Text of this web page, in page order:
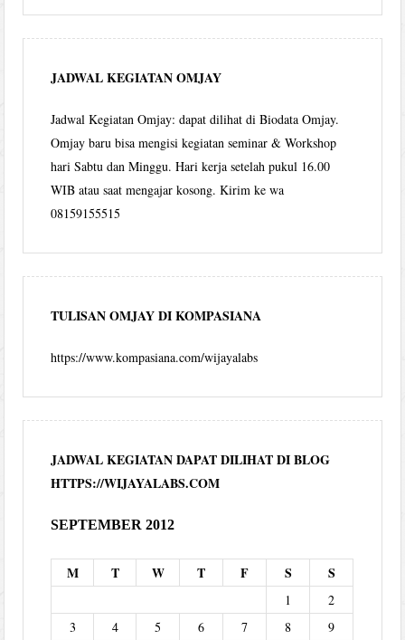
JADWAL KEGIATAN OMJAY
Jadwal Kegiatan Omjay: dapat dilihat di Biodata Omjay.
Omjay baru bisa mengisi kegiatan seminar & Workshop
hari Sabtu dan Minggu. Hari kerja setelah pukul 16.00
WIB atau saat mengajar kosong. Kirim ke wa
08159155515
TULISAN OMJAY DI KOMPASIANA
https://www.kompasiana.com/wijayalabs
JADWAL KEGIATAN DAPAT DILIHAT DI BLOG
HTTPS://WIJAYALABS.COM
SEPTEMBER 2012
M T W T F S S
1
2
3
4 5 6 7 8
9